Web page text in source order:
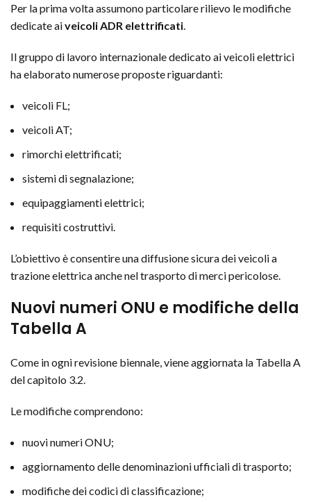
Per la prima volta assumono particolare rilievo le modifiche
dedicate aiveicoli ADR elettrificati
Il gruppo di lavoro internazionale dedicato ai veicoli elettrici
ha elaborato numerose proposte riguardanti:
veicoli FL;
veicoli AT;
rimorchi elettrificati;
sistemi di segnalazione;
equipaggiamenti elettrici;
requisiti costruttivi.
L’obiettivo è consentire una diffusione sicura dei veicoli a
trazione elettrica anche nel trasporto di merci pericolose.
Nuovi numeri ONU e modifiche della
Tabella A
Come in ogni revisione biennale, viene aggiornata la Tabella A
del capitolo 3.2.
Le modifiche comprendono:
nuovi numeri ONU;
aggiornamento delle denominazioni ufficiali di trasporto;
modifiche dei codici di classificazione;